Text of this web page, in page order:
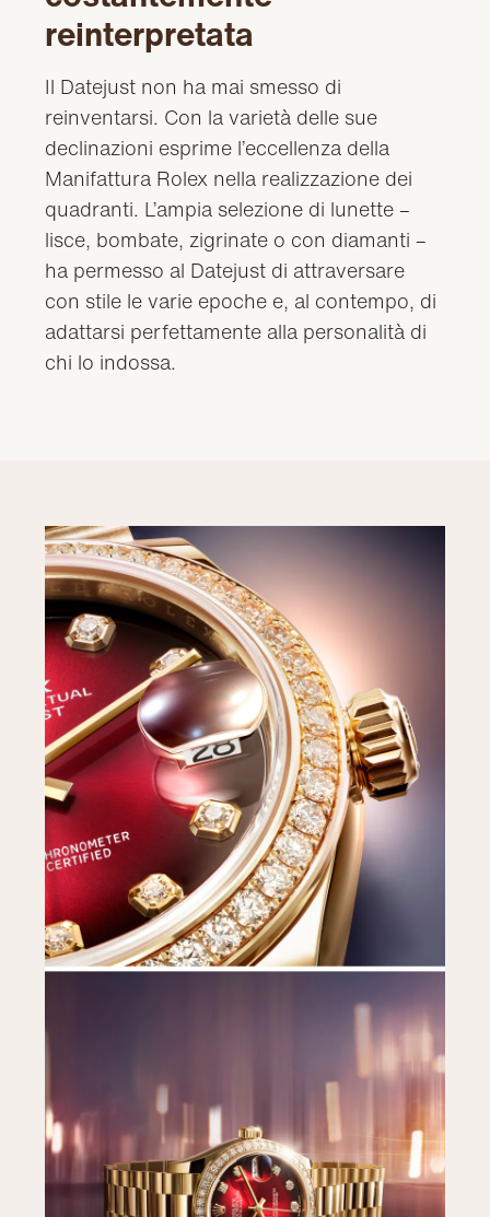
reinterpretata
Il Datejust non ha mai smesso di
reinventarsi. Con la varietà delle sue
declinazioni esprime l’eccellenza della
Manifattura Rolex nella realizzazione dei
quadranti. L’ampia selezione di lunette –
lisce, bombate, zigrinate o con diamanti –
ha permesso al Datejust di attraversare
con stile le varie epoche e, al contempo, di
adattarsi perfettamente alla personalità di
chi lo indossa.